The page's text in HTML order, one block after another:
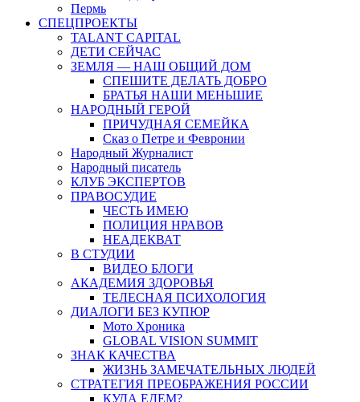
Пермь
СПЕЦПРОЕКТЫ
TALANT CAPITAL
ДЕТИ СЕЙЧАС
ЗЕМЛЯ — НАШ ОБЩИЙ ДОМ
СПЕШИТЕ ДЕЛАТЬ ДОБРО
БРАТЬЯ НАШИ МЕНЬШИЕ
НАРОДНЫЙ ГЕРОЙ
ПРИЧУДНАЯ СЕМЕЙКА
Сказ о Петре и Февронии
Народный Журналист
Народный писатель
КЛУБ ЭКСПЕРТОВ
ПРАВОСУДИЕ
ЧЕСТЬ ИМЕЮ
ПОЛИЦИЯ НРАВОВ
НЕАДЕКВАТ
В СТУДИИ
ВИДЕО БЛОГИ
АКАДЕМИЯ ЗДОРОВЬЯ
ТЕЛЕСНАЯ ПСИХОЛОГИЯ
ДИАЛОГИ БЕЗ КУПЮР
Мото Хроника
GLOBAL VISION SUMMIT
ЗНАК КАЧЕСТВА
ЖИЗНЬ ЗАМЕЧАТЕЛЬНЫХ ЛЮДЕЙ
СТРАТЕГИЯ ПРЕОБРАЖЕНИЯ РОССИИ
КУДА ЕДЕМ?